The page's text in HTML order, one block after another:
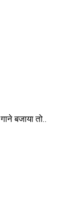
बजाया तो..